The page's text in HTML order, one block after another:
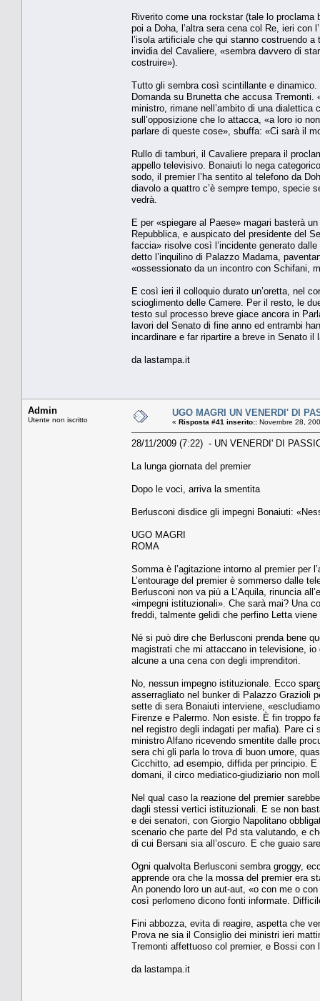
Riverito come una rockstar (tale lo
poi a Doha, l’altra sera cena col Re, ieri con
l’isola artificiale che qui stanno costruendo
invidia del Cavaliere, «sembra davvero di
costruire»).
Tutto gli sembra così scintillante e
Domanda su Brunetta che accusa Tremonti.
ministro, rimane nell’ambito di una
sull’opposizione che lo attacca, «a loro io
parlare di queste cose», sbuffa: «Ci sarà il
Rullo di tamburi, il Cavaliere prepara il
appello televisivo. Bonaiuti lo nega
sodo, il premier l’ha sentito al telefono da
diavolo a quattro c’è sempre tempo, specie
vedrà.
E per «spiegare al Paese» magari basterà
Repubblica, e auspicato del presidente del
faccia» risolve così l’incidente generato
detto l’inquilino di Palazzo Madama,
«ossessionato da un incontro con Schifani,
E così ieri il colloquio durato un’oretta, nel
scioglimento delle Camere. Per il resto, le
testo sul processo breve giace ancora in
lavori del Senato di fine anno ed entrambi
incardinare e far ripartire a breve in Senato
da lastampa.it
Admin
Utente non iscritto
UGO MAGRI UN VENERDI' DI
« Risposta #41 inserito:: Novembre 28,
28/11/2009 (7:22) - UN VENERDI' DI
La lunga giornata del premier
Dopo le voci, arriva la smentita
Berlusconi disdice gli impegni Bonaiuti:
UGO MAGRI
ROMA
Somma è l’agitazione intorno al premier per
L’entourage del premier è sommerso dalle
Berlusconi non va più a L’Aquila, rinuncia
«impegni istituzionali». Che sarà mai? Una
freddi, talmente gelidi che perfino Letta
Né si può dire che Berlusconi prenda bene
magistrati che mi attaccano in televisione,
alcune a una cena con degli imprenditori.
No, nessun impegno istituzionale. Ecco
asserragliato nel bunker di Palazzo Grazioli
sette di sera Bonaiuti interviene,
Firenze e Palermo. Non esiste. È fin troppo
nel registro degli indagati per mafia). Pare
ministro Alfano ricevendo smentite dalle
sera chi gli parla lo trova di buon umore,
Cicchitto, ad esempio, diffida per principio.
domani, il circo mediatico-giudiziario non
Nel qual caso la reazione del premier
dagli stessi vertici istituzionali. E se non
e dei senatori, con Giorgio Napolitano
scenario che parte del Pd sta valutando, e
di cui Bersani sia all’oscuro. E che guaio
Ogni qualvolta Berlusconi sembra groggy,
apprende ora che la mossa del premier era
An ponendo loro un aut-aut, «o con me o
così perlomeno dicono fonti informate.
Fini abbozza, evita di reagire, aspetta che
Prova ne sia il Consiglio dei ministri ieri
Tremonti affettuoso col premier, e Bossi
da lastampa.it